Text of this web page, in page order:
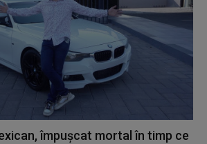
împușcat mortal în timp ce